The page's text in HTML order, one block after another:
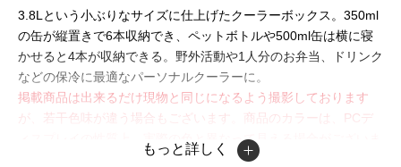
3.8Lという小ぶりなサイズに仕上げたクーラーボックス。350ml
の缶が縦置きで6本収納でき、ペットボトルや500ml缶は横に寝
かせると4本が収納できる。野外活動や1人分のお弁当、ドリンク
などの保冷に最適なパーソナルクーラーに。
掲載商品は出来るだけ現物と同じになるよう撮影しております
が、若干色味が違う場合もございます。商品のカラーは、PCデ
ィスプレイの性質上、実際の色と異なって見える場合がございま
すので予めご了承ください。
もっと詳しく